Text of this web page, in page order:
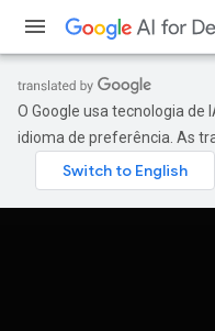
O Google usa tecnologia de
idioma de preferência. As